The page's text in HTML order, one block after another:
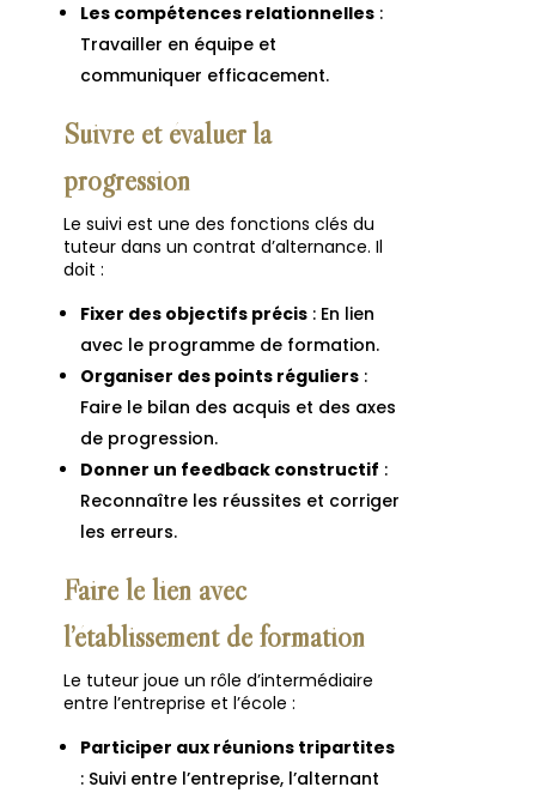
Les compétences relationnelles :
Travailler en équipe et
communiquer efficacement.
Suivre et évaluer la
progression
Le suivi est une des fonctions clés du
tuteur dans un contrat d’alternance. Il
doit :
Fixer des objectifs précis : En lien
avec le programme de formation.
Organiser des points réguliers :
Faire le bilan des acquis et des axes
de progression.
Donner un feedback constructif :
Reconnaître les réussites et corriger
les erreurs.
Faire le lien avec
l’établissement de formation
Le tuteur joue un rôle d’intermédiaire
entre l’entreprise et l’école :
Participer aux réunions tripartites
: Suivi entre l’entreprise, l’alternant